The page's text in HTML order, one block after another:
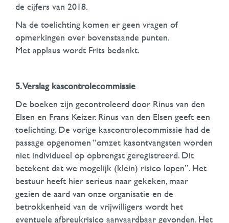
de cijfers van 2018.
Na de toelichting komen er geen vragen of
opmerkingen over bovenstaande punten.
Met applaus wordt Frits bedankt.
5. Verslag kascontrolecommissie
De boeken zijn gecontroleerd door Rinus van den
Elsen en Frans Keizer. Rinus van den Elsen geeft een
toelichting. De vorige kascontrolecommissie had de
passage opgenomen “omzet kasontvangsten worden
niet individueel op opbrengst geregistreerd. Dit
betekent dat we mogelijk (klein) risico lopen”. Het
bestuur heeft hier serieus naar gekeken, maar
gezien de aard van onze organisatie en de
betrokkenheid van de vrijwilligers wordt het
eventuele afbreukrisico aanvaardbaar gevonden. Het